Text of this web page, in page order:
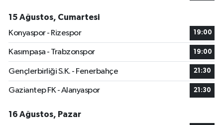
15 Ağustos, Cumartesi
Konyaspor - Rizespor
19:00
Kasımpaşa - Trabzonspor 19:00
Gençlerbirliği S.K. - Fenerbahçe 21:30
Gaziantep FK - Alanyaspor 21:30
16 Ağustos, Pazar